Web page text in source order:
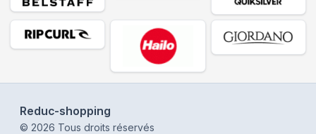
Reduc-shopping
© 2026 Tous droits réservés